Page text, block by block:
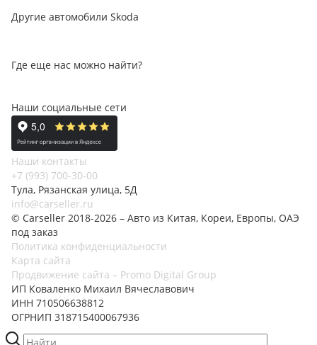
Другие автомобили Skoda
Где еще нас можно найти?
Наши социальные сети
Наши контакты
+7 (993) 700-30-00
Тула, Рязанская улица, 5Д
info@carseller.ru
© Carseller 2018-2026 – Авто из Китая, Кореи, Европы, ОАЭ
под заказ
Политика конфиденциальности
Карта сайта
Продвижение сайта – Promo Digital Group
ИП Коваленко Михаил Вячеславович
ИНН 710506638812
ОГРНИП 318715400067936